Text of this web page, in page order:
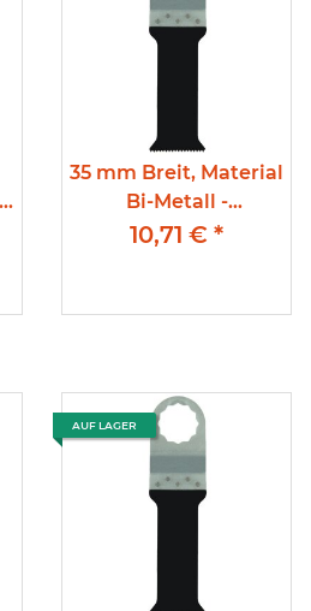
35 mm Breit, Material
Bi-Metall -
Tauchsägeblätter, 77
10,71 € *
AUF LAGER